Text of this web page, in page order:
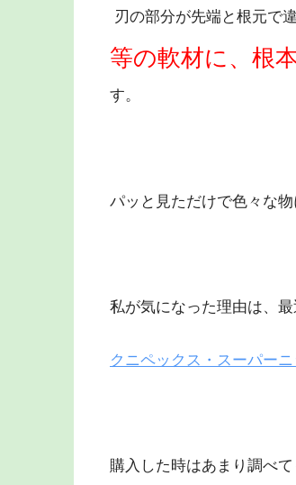
刃の部分が先端と根元で
等の軟材に、根
す。
パッと見ただけで色々な
私が気になった理由は、
クニペックス・スーパー
購入した時はあまり調べ